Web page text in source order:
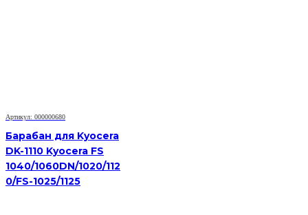
1800
1801
2011
2210
2211
Артикул: 000000680
Барабан для Kyocera
DK-1110 Kyocera FS
1040/1060DN/1020/112
0/FS-1025/1125